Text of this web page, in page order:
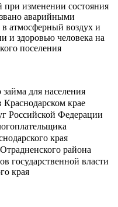
изменении состояния
аварийными
атмосферный воздух и
и здоровью человека на
поселения
для населения
крае
Российской Федерации
края
района
государственной власти
края